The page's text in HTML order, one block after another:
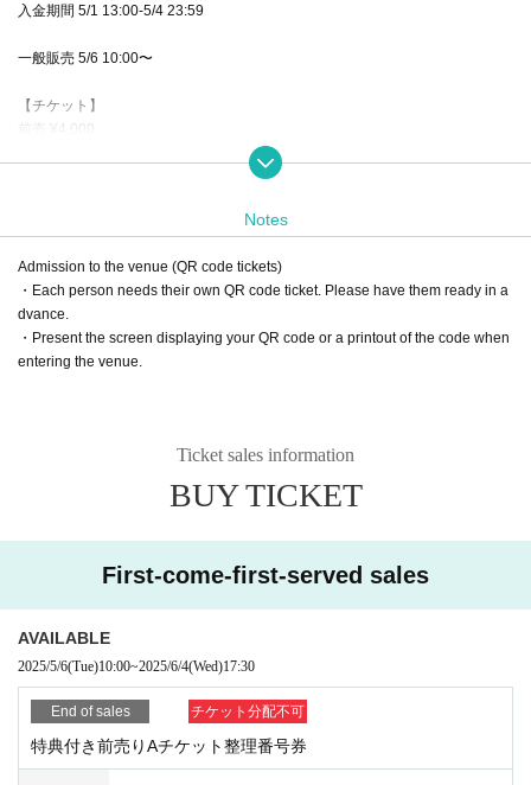
入金期間 5/1 13:00-5/4 23:59
一般販売 5/6 10:00〜
【チケット】
前売 ¥4,000
・ポイントカード+1pt
S1〜20番のチケットでご入場されるお客様は、入場前に下記2点のご提示を
本人確認を行っているスタッフまでお願いいたします。
なお、代表者が複数枚チケットをご購入され、そのチケットをご友人に分配
した場合については、特例としてチケットの名義がご本人と異なる場合もご
Notes
Admission to the venue (QR code tickets)
・Each person needs their own QR code ticket. Please have them ready in a
dvance.
・Present the screen displaying your QR code or a printout of the code when
entering the venue.
Ticket sales information
BUY TICKET
First-come-first-served sales
AVAILABLE
2025/5/6(Tue)10:00~2025/6/4(Wed)17:30
End of sales チケット分配不可
特典付き前売りAチケット整理番号券